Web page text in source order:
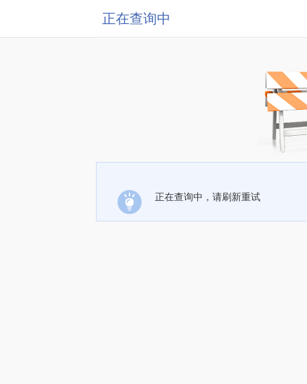
正在查询中
正在查询中，请刷新重试